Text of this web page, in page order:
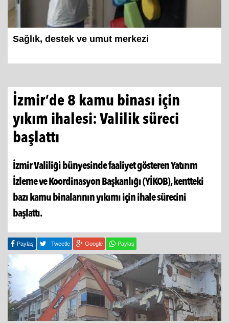
Sağlık, destek ve umut merkezi
İzmir’de 8 kamu binası için
yıkım ihalesi: Valilik süreci
başlattı
İzmir Valiliği bünyesinde faaliyet gösteren Yatırım
İzleme ve Koordinasyon Başkanlığı (YİKOB), kentteki
bazı kamu binalarının yıkımı için ihale sürecini
başlattı.
Paylaş Tweetle Google Paylaş